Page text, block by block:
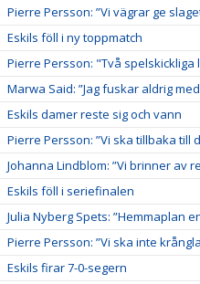
Pierre Persson: ”Vi vägrar ge
Eskils föll i ny toppmatch
Pierre Persson: "Två spelskickliga
Marwa Said: ”Jag fuskar aldrig
Eskils damer reste sig och vann
Pierre Persson: ”Vi ska tillbaka till
Johanna Lindblom: ”Vi brinner av
Eskils föll i seriefinalen
Julia Nyberg Spets: ”Hemmaplan
Pierre Persson: ”Vi ska inte
Eskils firar 7-0-segern